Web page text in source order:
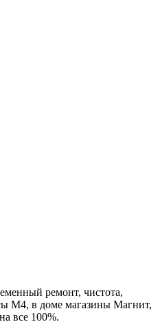
ремонт, чистота,
М4, в доме магазины Магнит,
все 100%.